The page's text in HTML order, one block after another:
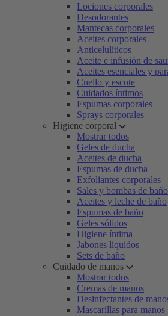
Lociones corporales
Desodorantes
Mantecas corporales
Aceites corporales
Anticelulíticos
Aceite e infusión de
Aceites esenciales y
Cuello y escote
Cuidados íntimos
Espumas corporales
Sprays corporales
Higiene corporal
Mostrar todos
Geles de ducha
Aceites de ducha
Espumas de ducha
Exfoliantes corporales
Sales y bombas de baño
Aceites y leche de baño
Espumas de baño
Geles sólidos
Higiene íntima
Jabones líquidos
Sets de baño
Cuidado de manos
Mostrar todos
Cremas de manos
Desinfectantes de
Mascarillas para manos